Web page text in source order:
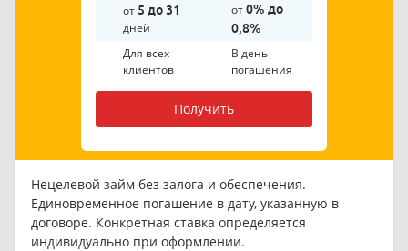
от 5 до 31
дней
от0% до
0,8%
Для всех
клиентов
В день
погашения
Получить
Нецелевой займ без залога и обеспечения.
Единовременное погашение в дату, указанную в
договоре. Конкретная ставка определяется
индивидуально при оформлении.